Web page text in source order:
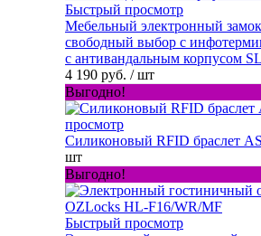
Быстрый просмотр
Мебельный электронный
свободный выбор с
с антивандальным корпусом
4 190 руб. / шт
Выгодно!
просмотр
Силиконовый RFID браслет
шт
Выгодно!
Быстрый просмотр